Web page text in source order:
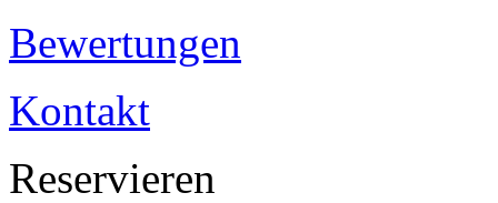
Bewertungen
Kontakt
Reservieren